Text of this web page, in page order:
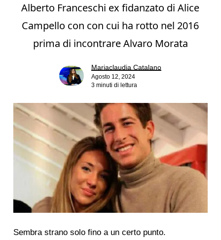
Alberto Franceschi ex fidanzato di Alice
Campello con con cui ha rotto nel 2016
prima di incontrare Alvaro Morata
Mariaclaudia Catalano
Agosto 12, 2024
3 minuti di lettura
Sembra strano solo fino a un certo punto.